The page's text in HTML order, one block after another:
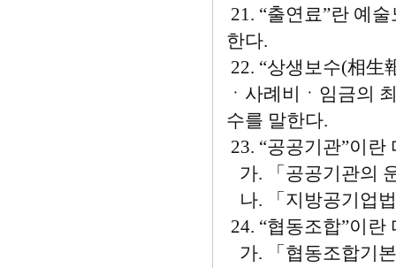
21. “출연료”란 예
한다.
22. “상생보수(相生
ㆍ사례비ㆍ임금의
수를 말한다.
23. “공공기관”이
가. 「공공기관의
나. 「지방공기업
24. “협동조합”이
가. 「협동조합기